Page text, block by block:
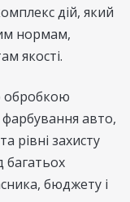
дій, який
нормам,
якості.
обробкою
фарбування авто,
рівні захисту
багатьох
бюджету і